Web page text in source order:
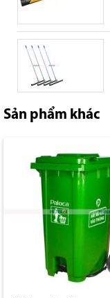
Sản phẩm khác